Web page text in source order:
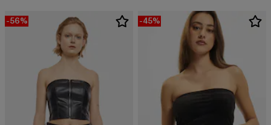
-56% -45%